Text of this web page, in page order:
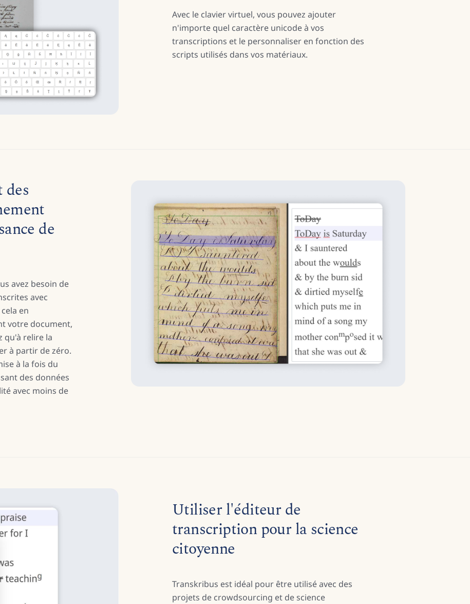
Avec le clavier virtuel, vous pouvez ajouter
n'importe quel caractère unicode à vos
transcriptions et le personnaliser en fonction des
scripts utilisés dans vos matériaux.
de
avez besoin de
avec
en
votre document,
qu'à relire la
à partir de zéro.
à la fois du
des données
avec moins de
Utiliser l'éditeur de
transcription pour la science
citoyenne
Transkribus est idéal pour être utilisé avec des
projets de crowdsourcing et de science